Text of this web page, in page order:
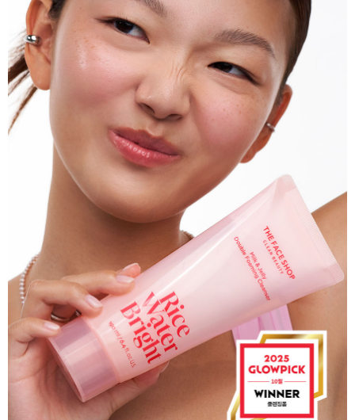
１．透過由恩沛科技股份有限公司提供之「AFTEE先享後付」服務完成之交
易，需依本服務之必要範圍內提供個人資料，並將交易相關給付款項請求債
權轉讓予恩沛科技股份有限公司。
２．關於個人資料處理事宜，請瀏覽以下網址：
https://aftee.tw/terms/#terms3
３．未成年的使用者請事先徵得法定代理人或監護人之同意方可使用
「AFTEE先享後付」，若未經同意申辦者引起之損失，本公司不負相關責
任。
４．使用「AFTEE先享後付」時，將依據個別帳號之用戶狀況，依本公司即
時審查核予不同之上限額度；若仍有額度不足之情形，本公司將視審查結果
請求用戶進行身份認證。
５．嚴禁一人註冊多個帳號或使用他人資訊註冊。若發現惡意使用之情形，
恩沛科技股份有限公司將有權停止該用戶之使用額度並採取法律行動。
每筆NT$85，滿NT$1,000(含以上)免運費